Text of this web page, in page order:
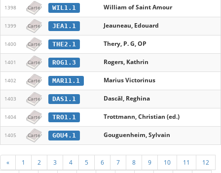
1398 Carte WIL1.1 William of Saint Amour
1399 Carte JEA1.1 Jeauneau, Edouard
1400 Carte THE2.1 Thery, P. G, OP
1401 Carte ROG1.3 Rogers, Kathrin
1402 Carte MAR11.1 Marius Victorinus
1403 Carte DAS1.1 Dascăl, Reghina
1404 Carte TRO1.1 Trottmann, Christian (ed.)
1405 Carte GOU4.1 Gouguenheim, Sylvain
« 1 2 3 4 5 6 7 8 9 10 11
12